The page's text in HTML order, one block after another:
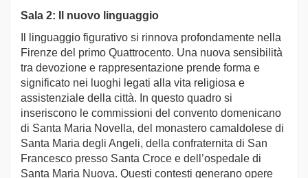
Sala 2: Il nuovo linguaggio
Il linguaggio figurativo si rinnova profondamente nella
Firenze del primo Quattrocento. Una nuova sensibilità
tra devozione e rappresentazione prende forma e
significato nei luoghi legati alla vita religiosa e
assistenziale della città. In questo quadro si
inseriscono le commissioni del convento domenicano
di Santa Maria Novella, del monastero camaldolese di
Santa Maria degli Angeli, della confraternita di San
Francesco presso Santa Croce e dell’ospedale di
Santa Maria Nuova. Questi contesti generano opere